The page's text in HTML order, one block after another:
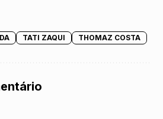
TATI ZAQUI THOMAZ COSTA